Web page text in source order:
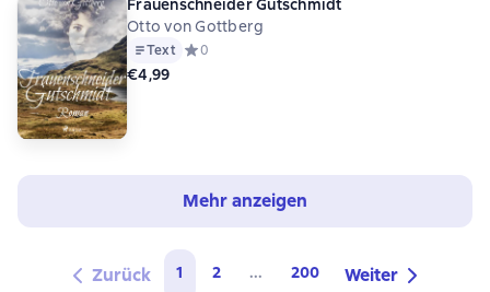
Frauenschneider Gutschmidt
Otto von Gottberg
Text Средний рейтинг 0 на основе 0 оценок
0
€4,99
Mehr anzeigen
Zurück 1 2 ... 200 Weiter